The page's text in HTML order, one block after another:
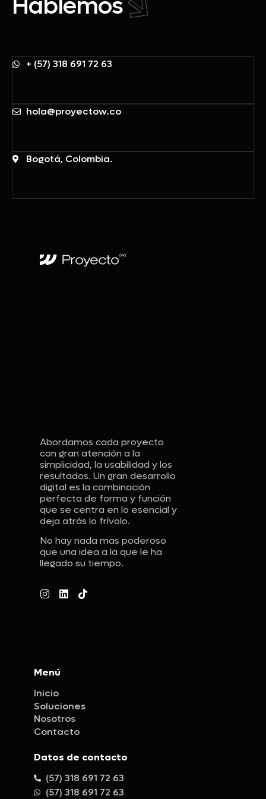
+ (57) 318 691 72 63
hola@proyectow.co
Bogotá, Colombia.
Abordamos cada proyecto
con gran atención a la
simplicidad, la usabilidad y los
resultados. Un gran desarrollo
digital es la combinación
perfecta de forma y función
que se centra en lo esencial y
deja atrás lo frívolo.
No hay nada mas poderoso
que una idea a la que le ha
llegado su tiempo.
Menú
Inicio
Soluciones
Nosotros
Contacto
Datos de contacto
(57) 318 691 72 63
(57) 318 691 72 63